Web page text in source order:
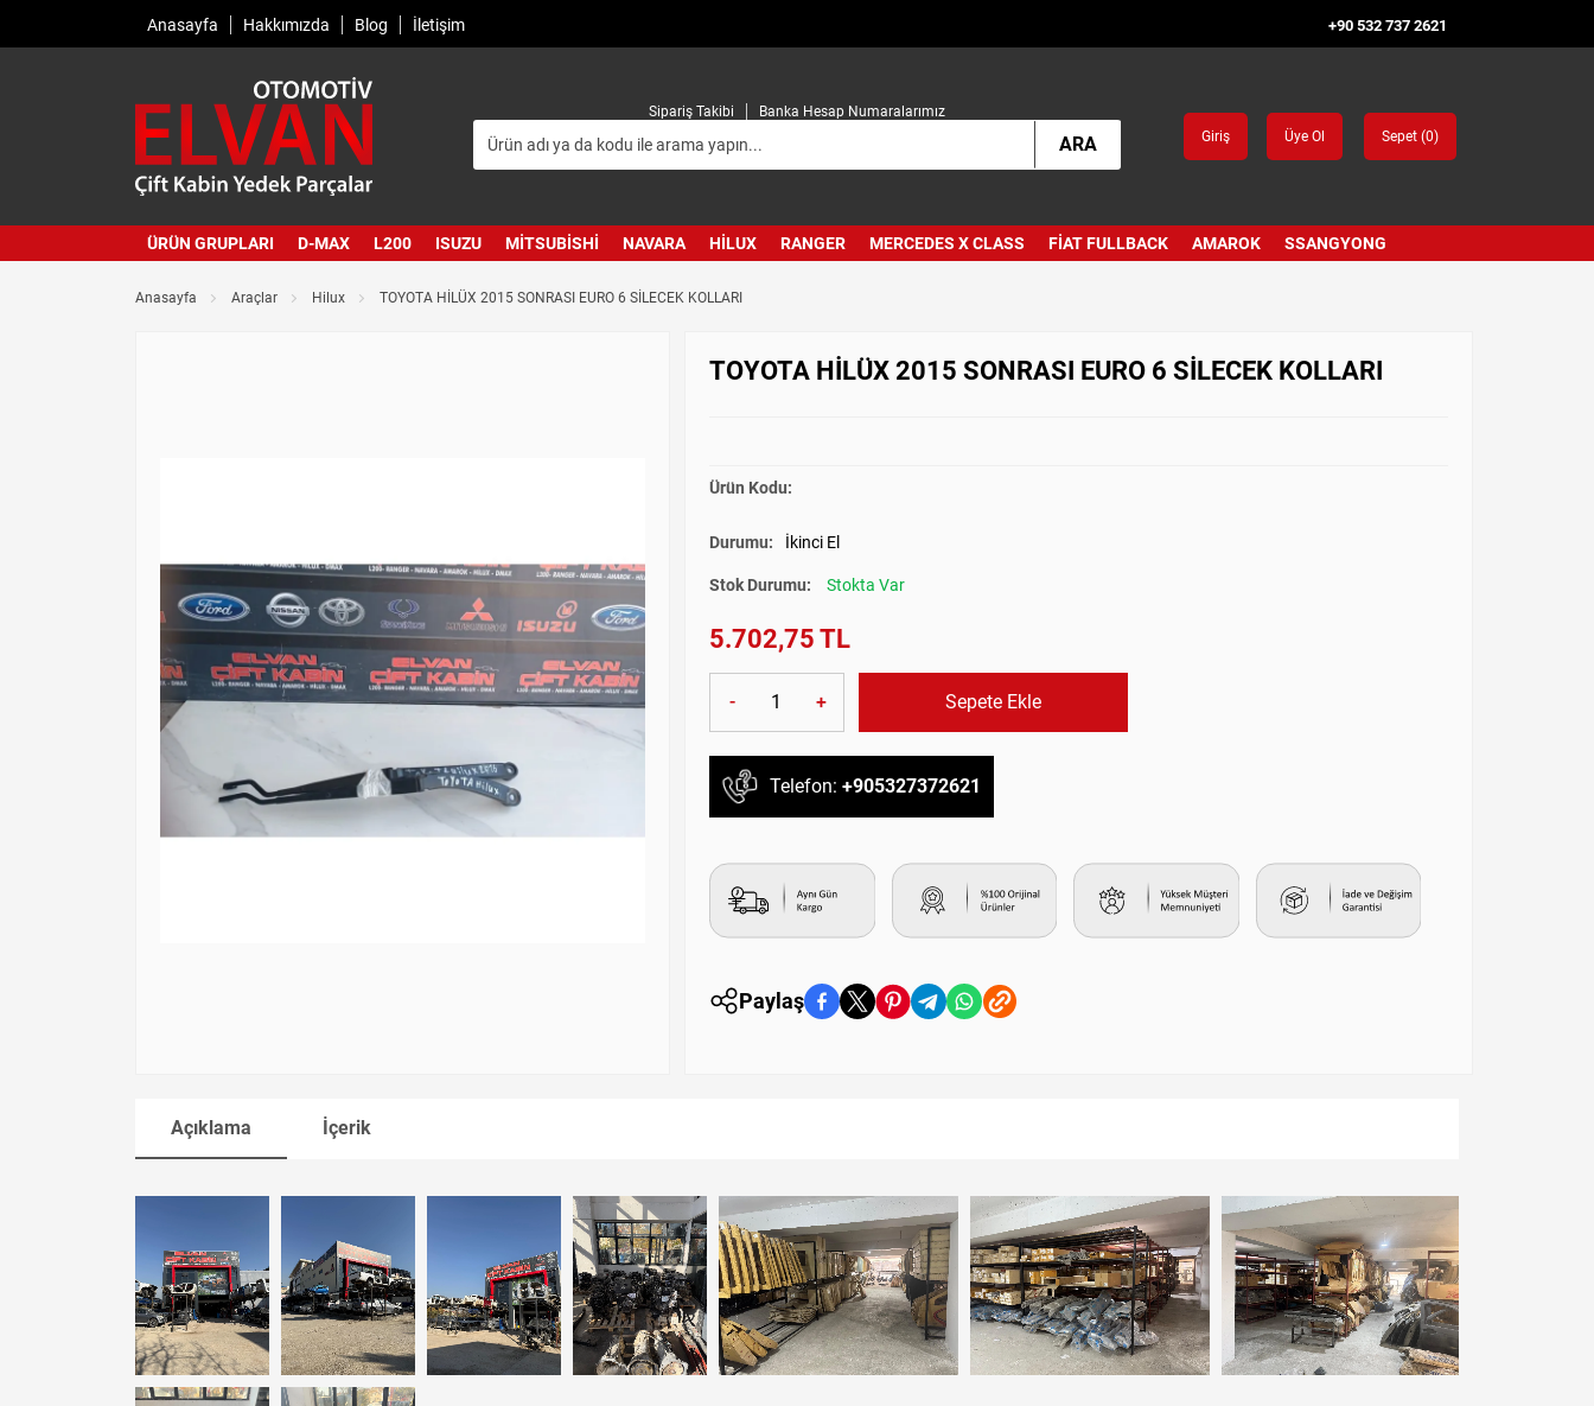
Anasayfa Hakkımızda Blog İletişim +90 532 737 2621
Sipariş Takibi Banka Hesap Numaralarımız
ARA Giriş Üye Ol Sepet (0)
ÜRÜN GRUPLARI D-MAX L200 ISUZU MITSUBISHI NAVARA HILUX RANGER MERCEDES X CLASS FIAT FULLBACK AMAROK SSANGYONG
Anasayfa Araçlar Hilux TOYOTA HİLÜX 2015 SONRASI EURO 6 SİLECEK KOLLARI
TOYOTA HİLÜX 2015 SONRASI EURO 6 SİLECEK KOLLARI
Ürün Kodu:
Durumu: İkinci El
Stok Durumu: Stokta Var
5.702,75 TL
- + Sepete Ekle
Telefon: +905327372621
Paylaş
Açıklama İçerik